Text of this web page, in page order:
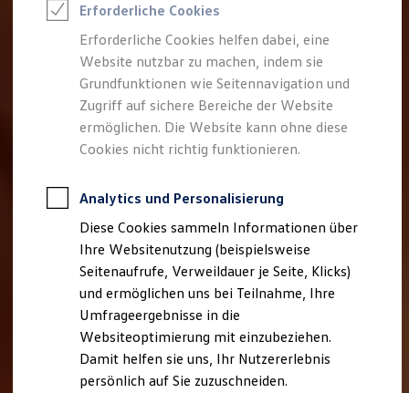
Elektroauto Leasing
Kleinwagen-Leasing
Leasing ohne Anzahlung
Finanzierung
Autokredit mit Schlussrate
Versicherungen und Garantien
Kfz-Versicherung
Restschuldversicherungen
Garantien
Professional Class bei Volkswagen
Behörden
Direktkunden
Sonderfahrzeuge
Anpfiff zum Gewinn
Elektromobilität
Elektroautos
ID. Tutorials
Der neue ID. Polo
Der neue ID.3 Neo
Der ID.4
Erforderliche Cookies
Erforderliche Cookies helfen dabei, eine
Website nutzbar zu machen, indem sie
Grundfunktionen wie Seitennavigation und
Zugriff auf sichere Bereiche der Website
ermöglichen. Die Website kann ohne diese
Cookies nicht richtig funktionieren.
Analytics und Personalisierung
Diese Cookies sammeln Informationen über
Ihre Websitenutzung (beispielsweise
Seitenaufrufe, Verweildauer je Seite, Klicks)
und ermöglichen uns bei Teilnahme, Ihre
Umfrageergebnisse in die
Websiteoptimierung mit einzubeziehen.
Damit helfen sie uns, Ihr Nutzererlebnis
persönlich auf Sie zuzuschneiden.